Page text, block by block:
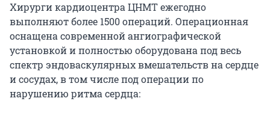
Хирурги кардиоцентра ЦНМТ ежегодно
выполняют более 1500 операций. Операционная
оснащена современной ангиографической
установкой и полностью оборудована под весь
спектр эндоваскулярных вмешательств на сердце
и сосудах, в том числе под операции по
нарушению ритма сердца: